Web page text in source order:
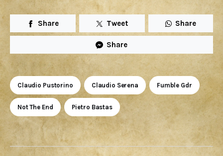
Share Tweet Share
Share
Claudio Pustorino Claudio Serena Fumble Gdr
Not The End Pietro Bastas